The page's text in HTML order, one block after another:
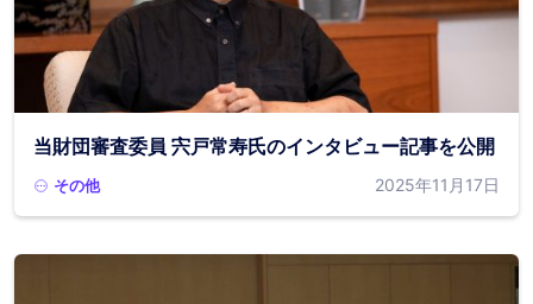
当財団審査委員 宍戸常寿氏のインタビュー記事を公開
その他 2025年11月17日